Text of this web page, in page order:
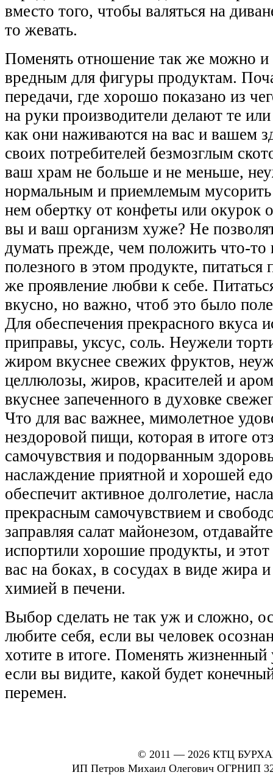
вместо того, чтобы валяться на
то жевать.
Поменять отношение так же можно
вредным для фигуры продуктам.
передачи, где хорошо показано из
на руки производители делают те
как они наживаются на вас и вашем
своих потребителей безмозглым
ваш храм не больше и не меньше,
нормальным и приемлемым мусорить
нем обертку от конфеты или окурок
вы и ваш организм хуже? Не
думать прежде, чем положить что-то
полезного в этом продукте, питаться
же проявление любви к себе.
вкусно, но важно, чтоб это было
Для обеспечения прекрасного вкуса
приправы, уксус, соль. Неужели
жиром вкуснее свежих фруктов,
целлюлозы, жиров, красителей и
вкуснее запеченного в духовке
Что для вас важнее, мимолетное
нездоровой пищи, которая в итоге
самочувствия и подорванным
наслаждение приятной и хорошей
обеспечит активное долголетие,
прекрасным самочувствием и
заправляя салат майонезом,
испортили хорошие продукты, и этот
вас на боках, в сосудах в виде жира
химией в печени.
Выбор сделать не так уж и сложно,
любите себя, если вы человек
хотите в итоге. Поменять жизненный
если вы видите, какой будет
перемен.
© 2011 — 2026 КТЦ
ИП Петров Михаил Олегович ОГРНИП